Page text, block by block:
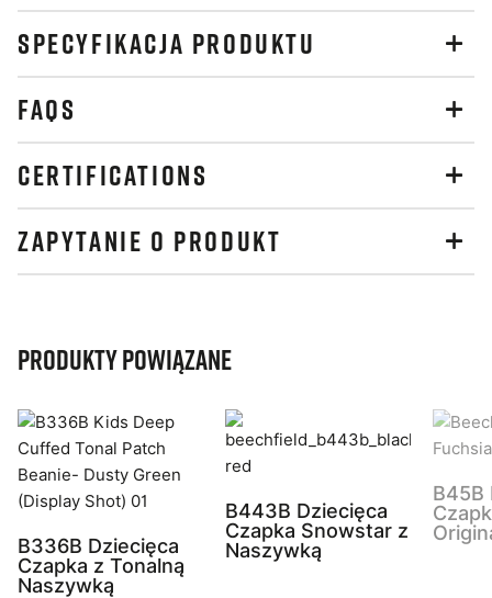
SPECYFIKACJA PRODUKTU
FAQS
CERTIFICATIONS
ZAPYTANIE O PRODUKT
Produkty powiązane
B336B Dziecięca
Czapka z Tonalną
Naszywką
B443B Dziecięca
Czapka Snowstar z
Naszywką
B45B